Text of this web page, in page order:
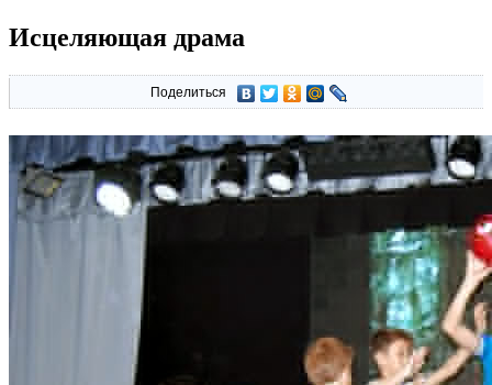
Исцеляющая драма
Поделиться